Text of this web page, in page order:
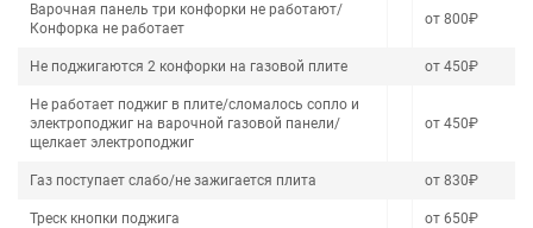
Варочная панель три конфорки не работают/
Конфорка не работает
от 800₽
Не поджигаются 2 конфорки на газовой плите от 450₽
Не работает поджиг в плите/сломалось сопло и
электроподжиг на варочной газовой панели/
щелкает электроподжиг
от 450₽
Газ поступает слабо/не зажигается плита от 830₽
Треск кнопки поджига от 650₽